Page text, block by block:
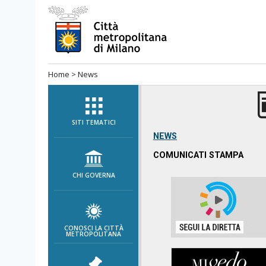
Salta
al
menù
navigazione
Salta
al
menù
navigazione
interna
Salta
contenuto
Salta
Home > News
SITI TEMATICI
CHI GOVERNA
CONOSCI LA CITTÀ
METROPOLITANA
NEWS
COMUNICATI STAMPA